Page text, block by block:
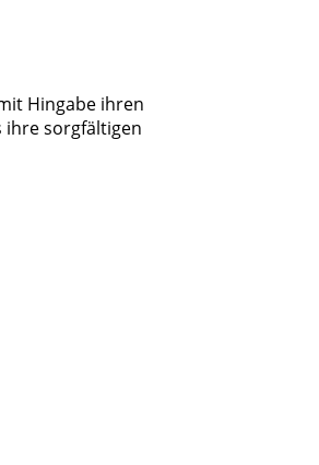
Hingabe ihren
ihre sorgfältigen